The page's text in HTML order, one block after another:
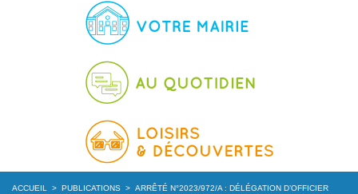
ACCUEIL > PUBLICATIONS > ARRÊTÉ N°2023/972/A : DÉLÉGATION D’OFFICIER